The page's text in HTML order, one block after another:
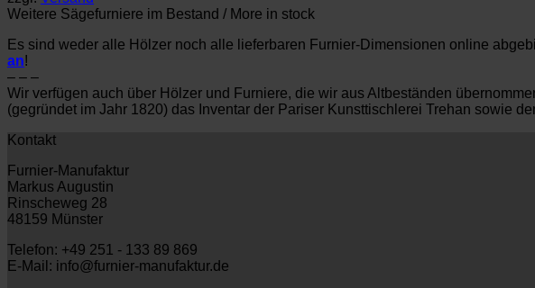
Weitere Sägefurniere im Bestand / More in stock
Es sind weder alle Hölzer noch alle lieferbaren Furnier-Dimensionen online
an!
– – –
Wir verfügen auch über Hölzer und Furniere, die wir aus Altbeständen
(gegründet im Jahr 1820) das Inventar der Pariser Kunsttischlerei Trehan sowie
Kontakt
Furnier-Manufaktur
Markus Augustin
Rinscheweg 28
48159 Münster
Telefon: +49 251 - 133 89 869
E-Mail: info@furnier-manufaktur.de